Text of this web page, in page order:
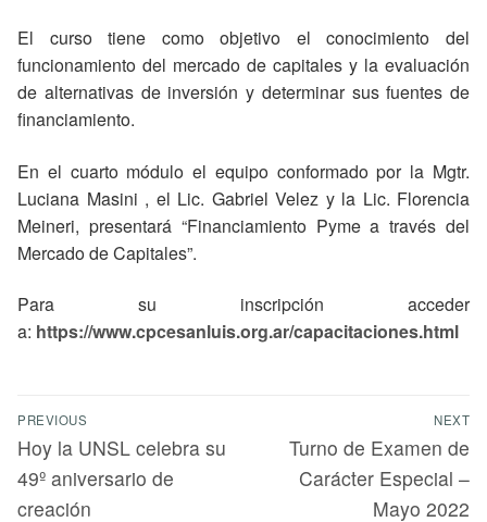
El curso tiene como objetivo el conocimiento del
funcionamiento del mercado de capitales y la evaluación
de alternativas de inversión y determinar sus fuentes de
financiamiento.
En el cuarto módulo el equipo conformado por la Mgtr.
Luciana Masini , el Lic. Gabriel Velez y la Lic. Florencia
Meineri, presentará “Financiamiento Pyme a través del
Mercado de Capitales”.
Para su inscripción acceder
a: https://www.cpcesanluis.org.ar/capacitaciones.html
PREVIOUS
Hoy la UNSL celebra su
49º aniversario de
creación
NEXT
Turno de Examen de
Carácter Especial –
Mayo 2022